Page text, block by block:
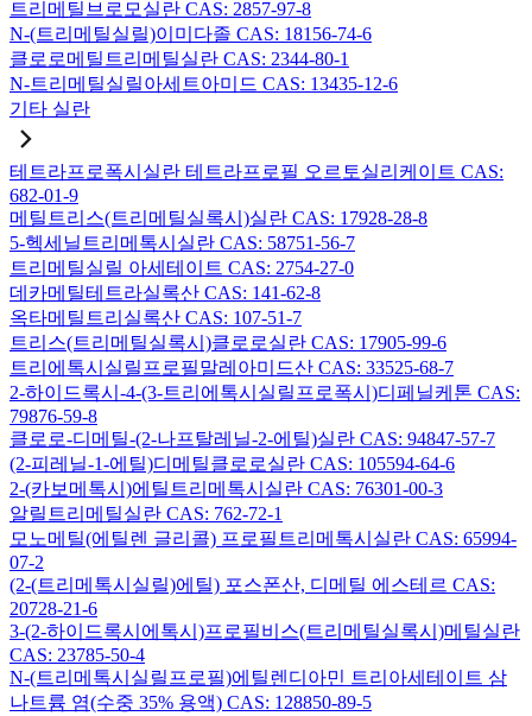
트리메틸브로모실란 CAS: 2857-97-8
N-(트리메틸실릴)이미다졸 CAS: 18156-74-6
클로로메틸트리메틸실란 CAS: 2344-80-1
N-트리메틸실릴아세트아미드 CAS: 13435-12-6
기타 실란
테트라프로폭시실란 테트라프로필 오르토실리케이트 CAS:
682-01-9
메틸트리스(트리메틸실록시)실란 CAS: 17928-28-8
5-헥세닐트리메톡시실란 CAS: 58751-56-7
트리메틸실릴 아세테이트 CAS: 2754-27-0
데카메틸테트라실록산 CAS: 141-62-8
옥타메틸트리실록산 CAS: 107-51-7
트리스(트리메틸실록시)클로로실란 CAS: 17905-99-6
트리에톡시실릴프로필말레아미드산 CAS: 33525-68-7
2-하이드록시-4-(3-트리에톡시실릴프로폭시)디페닐케톤 CAS:
79876-59-8
클로로-디메틸-(2-나프탈레닐-2-에틸)실란 CAS: 94847-57-7
(2-피레닐-1-에틸)디메틸클로로실란 CAS: 105594-64-6
2-(카보메톡시)에틸트리메톡시실란 CAS: 76301-00-3
알릴트리메틸실란 CAS: 762-72-1
모노메틸(에틸렌 글리콜) 프로필트리메톡시실란 CAS: 65994-
07-2
(2-(트리메톡시실릴)에틸) 포스폰산, 디메틸 에스테르 CAS:
20728-21-6
3-(2-하이드록시에톡시)프로필비스(트리메틸실록시)메틸실란
CAS: 23785-50-4
N-(트리메톡시실릴프로필)에틸렌디아민 트리아세테이트 삼
나트륨 염(수중 35% 용액) CAS: 128850-89-5